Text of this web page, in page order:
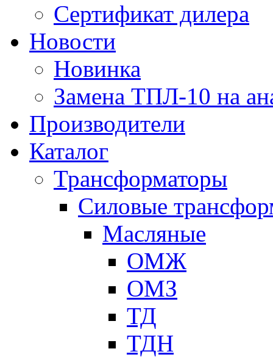
Сертификат дилера
Новости
Новинка
Замена ТПЛ-10 на
Производители
Каталог
Трансформаторы
Cиловые
Масляные
ОМЖ
ОМЗ
ТД
ТДН